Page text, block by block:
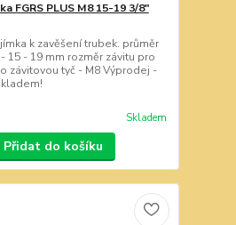
FGRS PLUS M8 15-19 3/8"
k zavěšení trubek. průměr
15 - 19 mm rozměr závitu pro
závitovou tyč - M8 Výprodej -
Skladem
Přidat do košíku